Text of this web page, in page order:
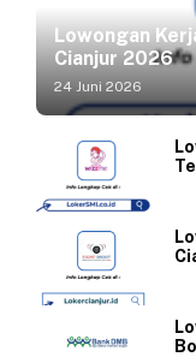
Lowongan
Cianjur 2026
24 Juni 2026